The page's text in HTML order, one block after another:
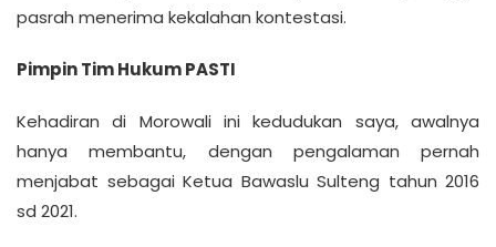
pasrah menerima kekalahan kontestasi.
Pimpin Tim Hukum PASTI
Kehadiran di Morowali ini kedudukan saya, awalnya
hanya membantu, dengan pengalaman pernah
menjabat sebagai Ketua Bawaslu Sulteng tahun 2016
sd 2021.